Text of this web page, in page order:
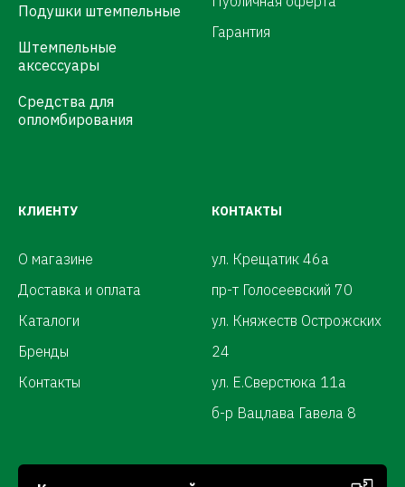
Подушки штемпельные
Штемпельные
аксессуары
Средства для
опломбирования
Гарантия
КЛИЕНТУ
О магазине
Доставка и оплата
Каталоги
Бренды
Контакты
КОНТАКТЫ
ул. Крещатик 46а
пр-т Голосеевский 70
ул. Княжеств Острожских
24
ул. Е.Сверстюка 11а
б-р Вацлава Гавела 8